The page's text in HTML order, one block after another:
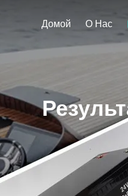
Домой О Нас